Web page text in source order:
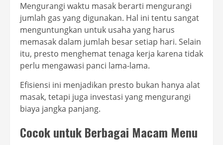
Mengurangi waktu masak berarti mengurangi
jumlah gas yang digunakan. Hal ini tentu sangat
menguntungkan untuk usaha yang harus
memasak dalam jumlah besar setiap hari. Selain
itu, presto menghemat tenaga kerja karena tidak
perlu mengawasi panci lama-lama.
Efisiensi ini menjadikan presto bukan hanya alat
masak, tetapi juga investasi yang mengurangi
biaya jangka panjang.
Cocok untuk Berbagai Macam Menu